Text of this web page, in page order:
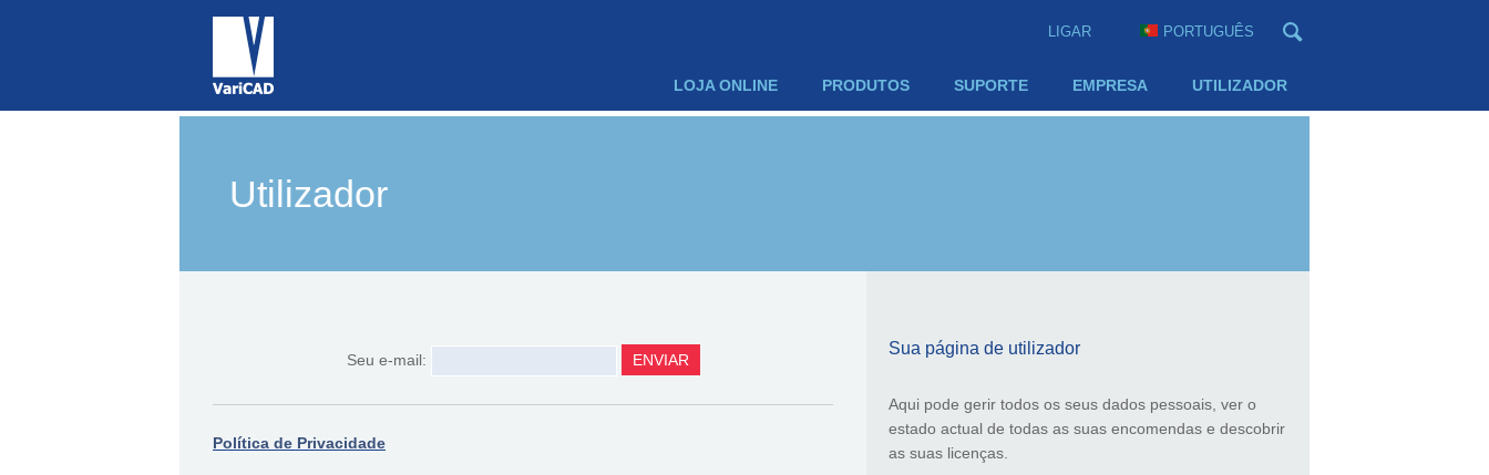
LIGAR PORTUGUÊS
LOJA ONLINE PRODUTOS SUPORTE EMPRESA UTILIZADOR
Utilizador
Seu e-mail:
Política de Privacidade
Sua página de utilizador
Aqui pode gerir todos os seus dados pessoais, ver o
estado actual de todas as suas encomendas e descobrir
as suas licenças.